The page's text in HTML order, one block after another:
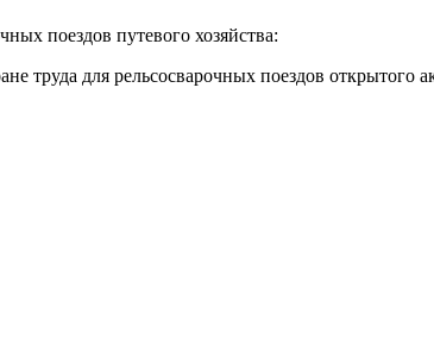
поездов путевого хозяйства:
труда для рельсосварочных поездов